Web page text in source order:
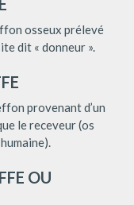
osseux prélevé
dit « donneur ».
provenant d’un
le receveur (os
OU